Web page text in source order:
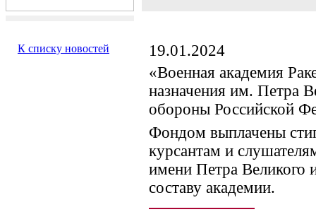
К списку новостей
19.01.2024
«Военная академия
назначения им. Петра
обороны Российской
Фондом выплачены
курсантам и
имени Петра Великого
составу академии.